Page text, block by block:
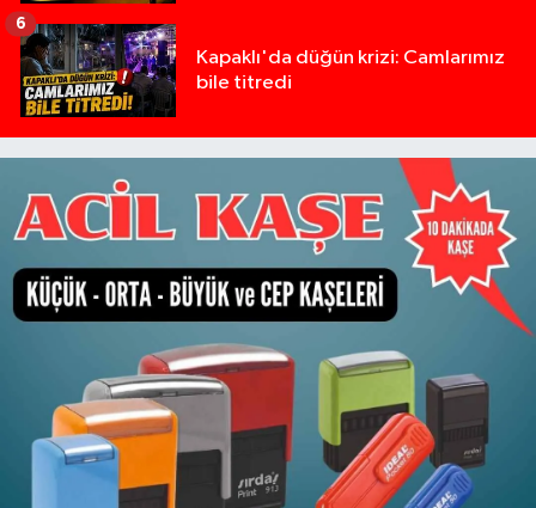
Kapaklı'da düğün krizi: Camlarımız
bile titredi
6